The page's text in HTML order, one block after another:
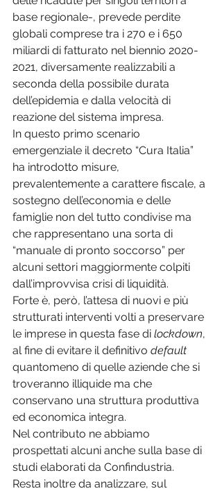
base regionale-, prevede perdite
globali comprese tra i 270 e i 650
miliardi di fatturato nel biennio 2020-
2021, diversamente realizzabili a
seconda della possibile durata
dell’epidemia e dalla velocità di
reazione del sistema impresa.
In questo primo scenario
emergenziale il decreto “Cura Italia”
ha introdotto misure,
prevalentemente a carattere fiscale, a
sostegno dell’economia e delle
famiglie non del tutto condivise ma
che rappresentano una sorta di
“manuale di pronto soccorso” per
alcuni settori maggiormente colpiti
dall’improvvisa crisi di liquidità.
Forte è, però, l’attesa di nuovi e più
strutturati interventi volti a preservare
le imprese in questa fase di lockdown,
al fine di evitare il definitivo default
quantomeno di quelle aziende che si
troveranno illiquide ma che
conservano una struttura produttiva
ed economica integra.
Nel contributo ne abbiamo
prospettati alcuni anche sulla base di
studi elaborati da Confindustria.
Resta inoltre da analizzare, sul